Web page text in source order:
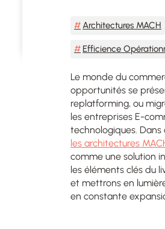
Architectures MACH
Efficience
Le monde du
opportunités se
replatforming, ou
les entreprises E-
technologiques.
les architectures
comme une solution
les éléments clés du
et mettrons en
en constante